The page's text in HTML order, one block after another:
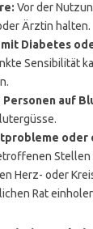
Vor der
Ärztin halten.
mit Diabetes
Sensibilität
Personen auf
oder
Stellen
Herz- oder
Rat